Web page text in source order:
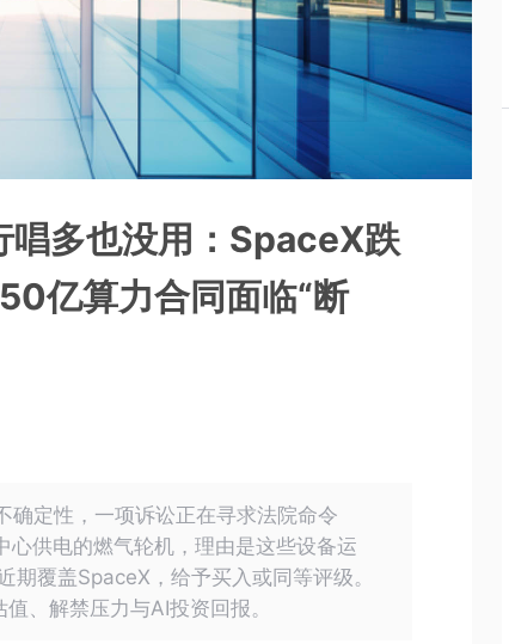
多也没用：SpaceX跌
亿算力合同面临“断
定性，一项诉讼正在寻求法院命令
供电的燃气轮机，理由是这些设备运
覆盖SpaceX，给予买入或同等评级。
、解禁压力与AI投资回报。